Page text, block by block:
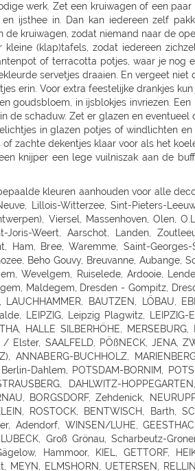
werk. Zet een kruiwagen of een
ijsthee in. Dan kan iedereen zelf
kruiwagen, zodat niemand naar de
(klap)tafels, zodat iedereen
of terracotta potjes, waar je
servetjes draaien. En vergeet
erin. Voor extra feestelijke drankjes
goudsbloem, in ijsblokjes invriezen.
de schaduw. Zet er glazen en
in glazen potjes of windlichten
zachte dekentjes klaar voor als het
knijper een lege vuilniszak aan de
Burgdorf, WUNSTDORF, NEUSTADT, NIENBURG/WESER, Uchte, LEESE, STADTHAGEN, BUCKEBURG, HAMELN, Springe, HESSICH OLDENDORF, HERFORD, BAD SALZUFLEN, BÜNDE, ESPELKAMP, MINDEN, PORTA WESTFALICA, LÖHNE, HÜLLHORST, LEMGO, DETMOLD, Paderborn, PADERBORN-SCHLOSS NEUHAUS, DELBRÜCK, GÜTERSLOH, RHEDA-WIEDENBRÜCK, BIELEFELD, Bielefeld-Gadderbaum, KASSEL, KASSEL-WALDAU, KASSEL-NORDHAUSEN, BAUNATAL, Hofgeismar, WARBURG, MARSBERG, Korbach, KNÜLLWALD-REMSFELD, Schwalmstadt-Treysa, MARBURG, Gladenbach, Kirchhain, Grünberg, GIEßEN, Buseck, BUTZBACH, WETZLAR, FULDA, BEBRA, BAD HERSFELD, GÖTTINGEN, Duderstadt, NORTHEIM, ESCHWEGE, OSTERODE, EINBECK, Holzminden, HÖXTER, BEVERUNGEN, BRAUNSCHWEIG-RÜNINGEN, WOLFENBÜTTEL, HELMSTEDT, Melsungen, WOLFSBURG, WOLFSBURG-HATTORF, GIFHORN, GOSLAR, SEESEN, WERNIGERODE, MAGDEBURG, ZERBST, BURG, Genthin, HALDENSLEBEN, Oschersleben, STENDAL, GARDELEGEN, Düsseldorf, DÜSSELDORF-BENRATH, Meerbusch-IIverich, MEERBUSCH, LANGENFELD, RATINGEN, MÖNCHENGLADBACH, KORSCHENBROICH, VIERSEN, ERKELENZ, Hückelhoven, VELBERT, SOLINGEN, REMSCHEID, Dortmund, CASTROP-RAUXEL, BOCHUM, MÜLHEIM, HATTINGEN, RECKLINGHAUSEN, MARL, BOTTROP, Bottrop, DORSTEN, BORKEN, BOCHOLT, Wesel, VOERDE, Duisburg - Wanheimerort, Duisburg-Kasslerfeld, Duisburg, DUISBURG, Moers-Schwafheim, KREFELD, WARENDORF, Dülmen, RHEINE, Billerbeck, GEORGSMARIENHÜTTE, BELM, MELLE, VECHTA, Vechta, Visbek, IBBENBÜREN, Ibbenbüren, LENGERICH, BRAMSCHE-ENGTER, CLOPPENBURG, MEPPEN, Haselünne, Wesseling, Köln, KÖLN (JUNKERSDORF), KOLN-DELLBRUCK, BERGISCH GLADBACH, RÖSRATH, GUMMERSBACH, JÜLICH, Bonn, MECKENHEIM, ALFTER-OEDEKOVEN, Alfter, RHEINBACH, Sinzig, KÖNIGSWINTER, ST.AUGUSTIN-BIRLINGHOVEN, Troisdorf, EUSKIRCHEN, MECHERNICH-KOMMERN, Zülpich-ülpenich, KALL, Wasserliesch, MAINZ-HECHTSHEIM, Alzey, Nieder-Olm, SIMMERN, Idar-Oberstein, Nastätten, MAYEN, NETHPHEN-DIES-TIEFENBACH, LENNESTADT, HAGEN, HAGEN-HASPE, SCHWERTE, WITTEN, LÜDENSCHEID, ISERLOHN, MENDEN, AHLEN, Luedingshausen, UNNA, Soest, ARNSBERG, FRANKFURT AM MAIN (KELBACH), FRANKFURT, FRANKFURT-SCHWANHEIM, BAD VILBEL, NIDDERAU, FRIEDBERG, USINGEN, BAD HOMBURG, FRIEDRICHSDORF, Oberursel, OFFENBACH,